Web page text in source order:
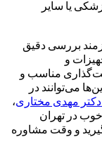
یا سایر
بررسی دقیق
و
مناسب و
می‌توانند در
دکتر مهدی مختاری،
در تهران
و وقت مشاوره